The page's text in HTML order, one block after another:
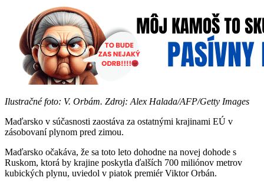
Ilustračné foto: V. Orbám. Zdroj: Alex Halada/AFP/Getty Images
Maďarsko v súčasnosti zaostáva za ostatnými krajinami EÚ v
zásobovaní plynom pred zimou.
Maďarsko očakáva, že sa toto leto dohodne na novej dohode s
Ruskom, ktorá by krajine poskytla ďalších 700 miliónov metrov
kubických plynu, uviedol v piatok premiér Viktor Orbán.